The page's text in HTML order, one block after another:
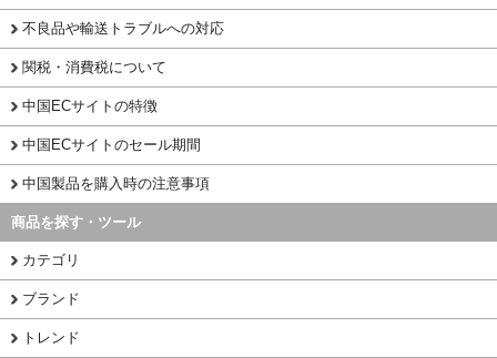
不良品や輸送トラブルへの対応
関税・消費税について
中国ECサイトの特徴
中国ECサイトのセール期間
中国製品を購入時の注意事項
商品を探す・ツール
カテゴリ
ブランド
トレンド